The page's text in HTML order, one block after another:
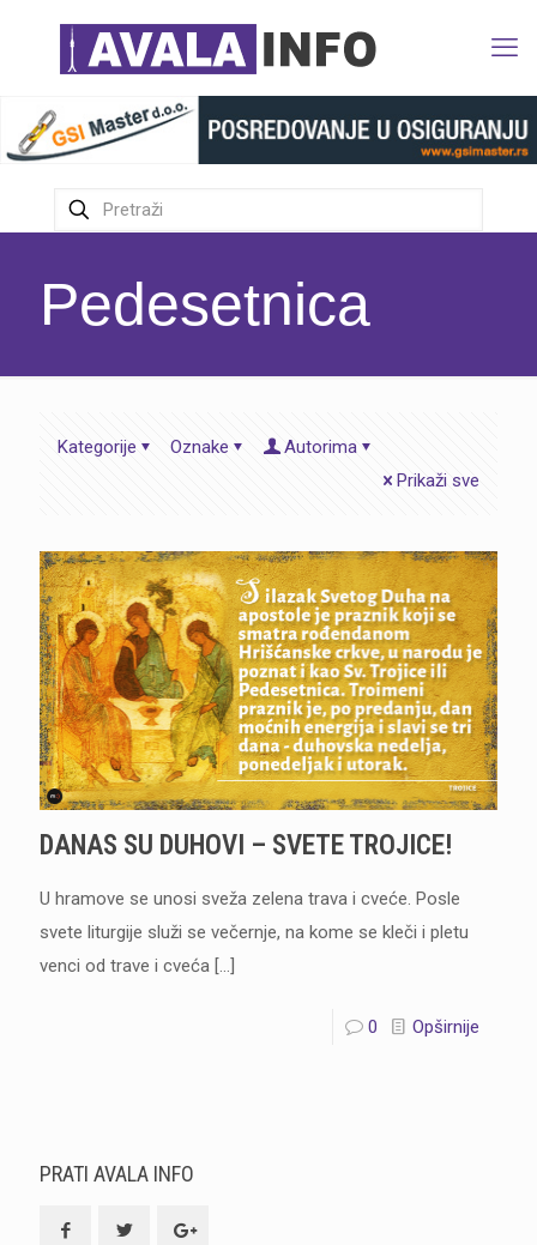
Pedesetnica
Kategorije Oznake
Autorima
Prikaži sve
DANAS SU DUHOVI – SVETE TROJICE!
U hramove se unosi sveža zelena trava i cveće. Posle
svete liturgije služi se večernje, na kome se kleči i pletu
venci od trave i cveća […]
0 Opširnije
PRATI AVALA INFO